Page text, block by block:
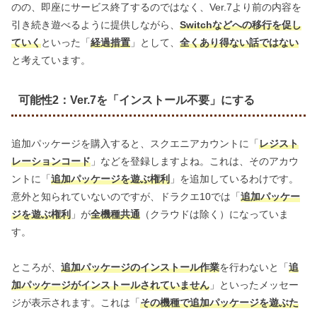
のの、即座にサービス終了するのではなく、Ver.7より前の内容を
引き続き遊べるように提供しながら、 Switchなどへの移行を促し
ていくといった「経過措置 」として、 全くあり得ない話ではない
と考えています。
可能性2：Ver.7を「インストール不要」にする
追加パッケージを購入すると、スクエニアカウントに「レジスト
レーションコード 」などを登録しますよね。これは、そのアカウ
ントに「追加パッケージを遊ぶ権利 」を追加しているわけです。
意外と知られていないのですが、ドラクエ10では「追加パッケー
ジを遊ぶ権利 」が全機種共通 （クラウドは除く）になっていま
す。
ところが、 追加パッケージのインストール作業を行わないと「追
加パッケージがインストールされていません 」といったメッセー
ジが表示されます。これは「その機種で追加パッケージを遊ぶた